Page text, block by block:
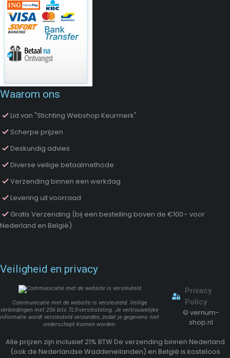
Waarom ons
Lid van "Stichting Webshop Keurmerk"
Scherpe prijzen
Deskundig advies
Diverse veilige betaalmethode
Verzending binnen een werkdag
Levering uit voorraad
Gratis Verzending (bij een bestelling boven de €100– voor
Nederland en België)
Veiligheid en privacy
Communicatie met de website is versleuteld. Veilige
verbindingen met 256 bits TLS-versleuteling. Je vertrouwelijke
informatie wordt versleuteld verzonden, zodat je gegevens niet
onderschept kunnen worden.
Privacy
Policy
© vernum-
shop.nl
Alle prijzen zijn inclusief 21% BTW De verzending binnen Nederland
(ook de Nederlandse Waddeneilanden) en België is kosteloos